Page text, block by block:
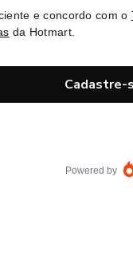
e concordo com o
da Hotmart.
Cadastre-
Powered by